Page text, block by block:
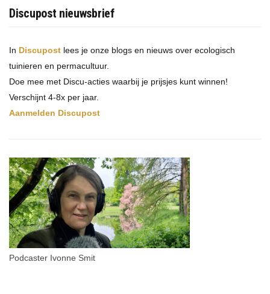
Discupost nieuwsbrief
In Discupost lees je onze blogs en nieuws over ecologisch
tuinieren en permacultuur.
Doe mee met Discu-acties waarbij je prijsjes kunt winnen!
Verschijnt 4-8x per jaar.
Aanmelden Discupost
Podcaster Ivonne Smit